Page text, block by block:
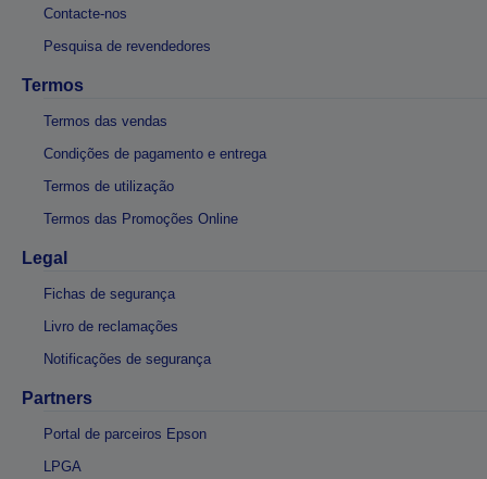
Contacte-nos
Pesquisa de revendedores
Termos
Termos das vendas
Condições de pagamento e entrega
Termos de utilização
Termos das Promoções Online
Legal
Fichas de segurança
Livro de reclamações
Notificações de segurança
Partners
Portal de parceiros Epson
LPGA